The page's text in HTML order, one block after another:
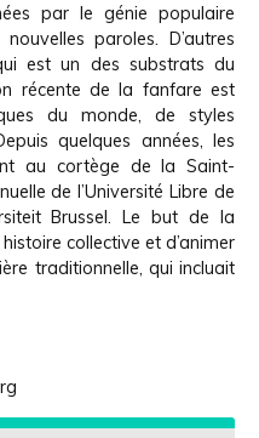
par le génie populaire
paroles. D’autres
est un des substrats du
récente de la fanfare est
du monde, de styles
quelques années, les
au cortège de la Saint-
de l’Université Libre de
Brussel. Le but de la
collective et d’animer
traditionnelle, qui incluait